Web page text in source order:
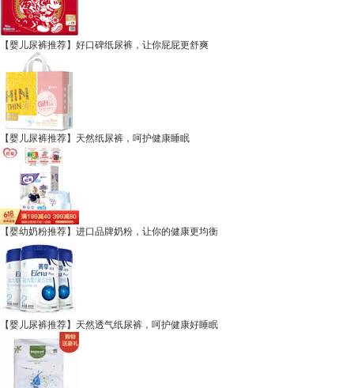
【婴儿尿裤推荐】好口碑纸尿裤，让你屁屁更舒爽
【婴儿尿裤推荐】天然纸尿裤，呵护健康睡眠
【婴幼奶粉推荐】进口品牌奶粉，让你的健康更均衡
【婴儿尿裤推荐】天然透气纸尿裤，呵护健康好睡眠